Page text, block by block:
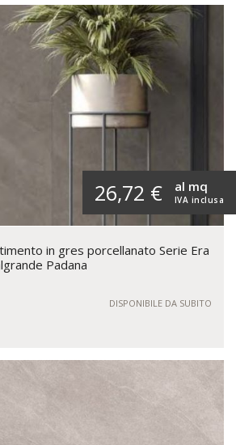
26,72 € IVA inclusa
al mq
in gres porcellanato Serie Era
Padana
DISPONIBILE DA SUBITO